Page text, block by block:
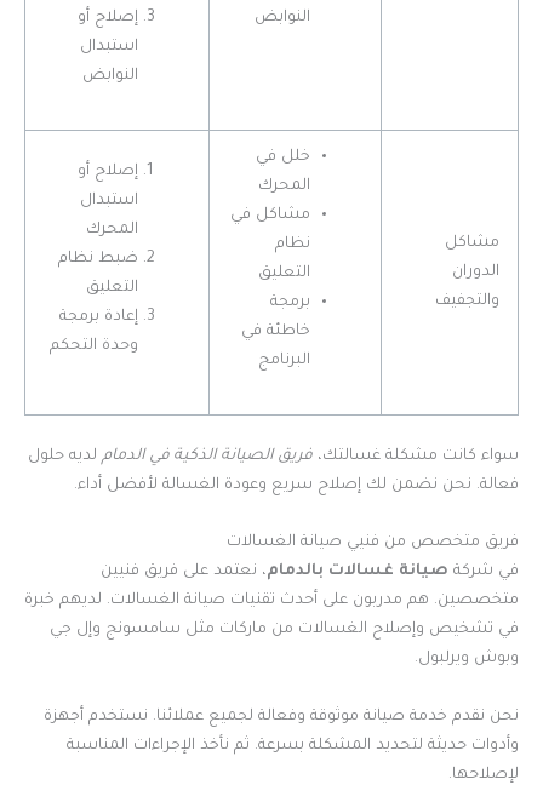
النوابض
إصلاح أو
استبدال
النوابض
مشاكل
الدوران
والتجفيف
خلل في
المحرك
مشاكل في
نظام
التعليق
برمجة
خاطئة في
البرنامج
إصلاح أو
استبدال
المحرك
ضبط نظام
التعليق
إعادة برمجة
وحدة التحكم
سواء كانت مشكلة غسالتك، فريق الصيانة الذكية في الدمام لديه حلول
فعالة. نحن نضمن لك إصلاح سريع وعودة الغسالة لأفضل أداء.
فريق متخصص من فنيي صيانة الغسالات
في شركة صيانة غسالات بالدمام، نعتمد على فريق فنيين
متخصصين. هم مدربون على أحدث تقنيات صيانة الغسالات. لديهم خبرة
في تشخيص وإصلاح الغسالات من ماركات مثل سامسونج وإل جي
وبوش ويرلبول.
نحن نقدم خدمة صيانة موثوقة وفعالة لجميع عملائنا. نستخدم أجهزة
وأدوات حديثة لتحديد المشكلة بسرعة. ثم نأخذ الإجراءات المناسبة
لإصلاحها.